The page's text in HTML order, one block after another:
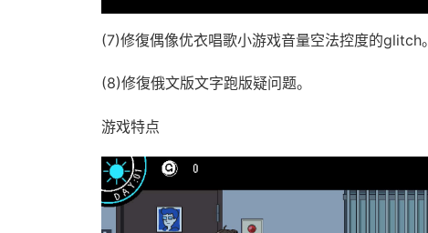
(7)修復偶像优衣唱歌小游戏音量空法控度的glitch。
(8)修復俄文版文字跑版疑问题。
游戏特点